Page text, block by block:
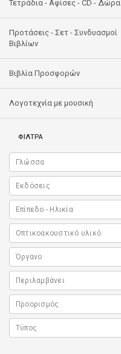
Τετράδια - Αφίσες - CD - Δώρα
Προτάσεις - Σετ - Συνδυασμοί
Βιβλίων
Βιβλία Προσφορών
Λογοτεχνία με μουσική
ΦΙΛΤΡΑ